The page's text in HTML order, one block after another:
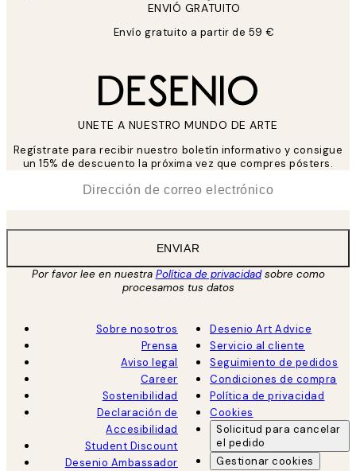
ENVIÓ GRATUITO
Envío gratuito a partir de 59 €
UNETE A NUESTRO MUNDO DE ARTE
Regístrate para recibir nuestro boletín informativo y consigue
un 15% de descuento la próxima vez que compres pósters.
ENVIAR
Por favor lee en nuestra Política de privacidadsobre como
procesamos tus datos
Sobre nosotros
Prensa
Aviso legal
Career
Sostenibilidad
Declaración de
Accesibilidad
Student Discount
Desenio Ambassador
Desenio Art Advice
Servicio al cliente
Seguimiento de pedidos
Condiciones de compra
Política de privacidad
Cookies
Solicitud para cancelar
el pedido
Gestionar cookies